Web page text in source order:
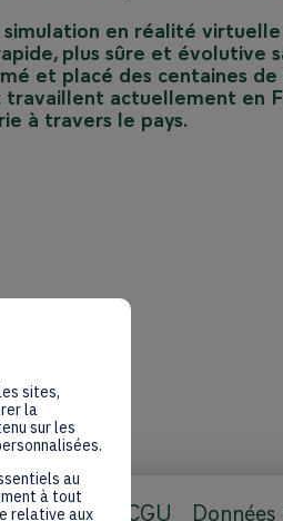
en réalité
plus sûre et évolutive
et placé des centaines
actuellement en
CGU
sites,
la
sur les
au
à tout
relative aux